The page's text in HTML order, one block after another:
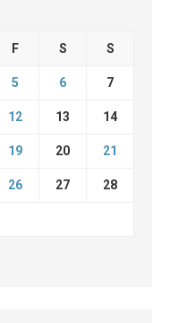
F S S
5 6 7
12 13 14
19 20 21
26 27 28